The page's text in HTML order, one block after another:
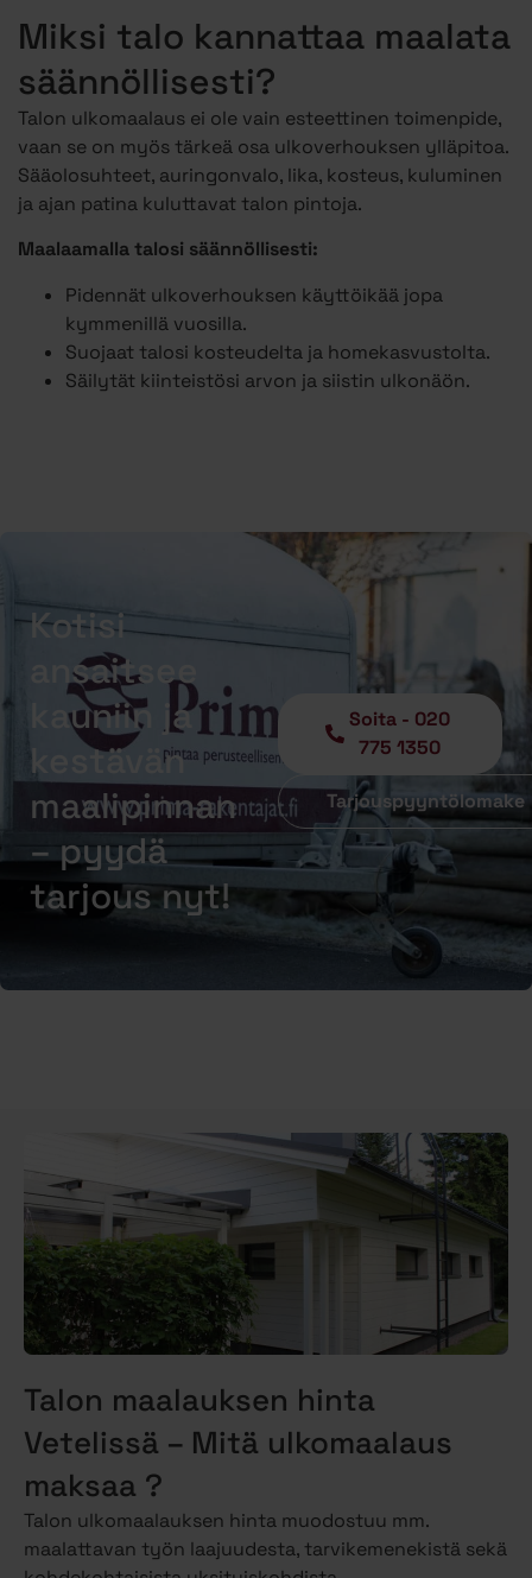
Miksi talo kannattaa maalata
säännöllisesti?
Talon ulkomaalaus ei ole vain esteettinen toimenpide,
vaan se on myös tärkeä osa ulkoverhouksen ylläpitoa.
Sääolosuhteet, auringonvalo, lika, kosteus, kuluminen
ja ajan patina kuluttavat talon pintoja.
Maalaamalla talosi säännöllisesti:
Pidennät ulkoverhouksen käyttöikää jopa
kymmenillä vuosilla.
Suojaat talosi kosteudelta ja homekasvustolta.
Säilytät kiinteistösi arvon ja siistin ulkonäön.
Kotisi
ansaitsee
kauniin ja
kestävän
maalipinnan
– pyydä
tarjous nyt!
Soita - 020
775 1350
Tarjouspyyntölomake
Talon maalauksen hinta
Vetelissä – Mitä ulkomaalaus
maksaa ?
Talon ulkomaalauksen hinta muodostuu mm.
maalattavan työn laajuudesta, tarvikemenekistä sekä